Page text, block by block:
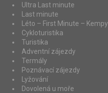
Ultra Last minute
Last minute
Léto – First Minute – Kempy
Cykloturistika
Turistika
Adventní zájezdy
Termály
Poznávací zájezdy
Lyžování
Dovolená u moře